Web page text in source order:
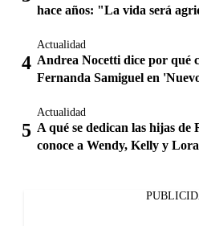
hace años: "La vida será
Actualidad
Andrea Nocetti dice por qué
Fernanda Samiguel en
Actualidad
A qué se dedican las hijas de
conoce a Wendy, Kelly y